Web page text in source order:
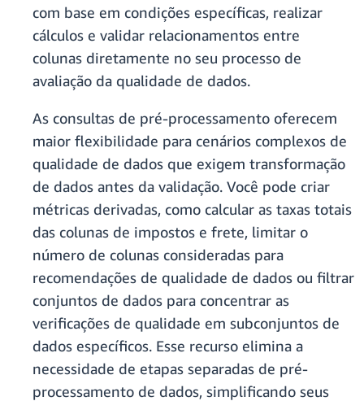
com base em condições específicas, realizar
cálculos e validar relacionamentos entre
colunas diretamente no seu processo de
avaliação da qualidade de dados.
As consultas de pré-processamento oferecem
maior flexibilidade para cenários complexos de
qualidade de dados que exigem transformação
de dados antes da validação. Você pode criar
métricas derivadas, como calcular as taxas totais
das colunas de impostos e frete, limitar o
número de colunas consideradas para
recomendações de qualidade de dados ou filtrar
conjuntos de dados para concentrar as
verificações de qualidade em subconjuntos de
dados específicos. Esse recurso elimina a
necessidade de etapas separadas de pré-
processamento de dados, simplificando seus